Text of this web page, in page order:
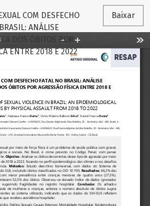
do Artigo
COM DESFECHO
ANÁLISE
DOS ÓBITOS POR
ENTRE 2018 E 2022
Baixar